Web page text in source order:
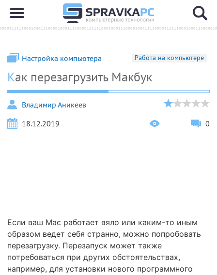
Настройка компьютера Работа на компьютере
Как перезагрузить Макбук
Владимир Аникеев
18.12.2019
0
Если ваш Mac работает вяло или каким-то иным
образом ведет себя странно, можно попробовать
перезагрузку. Перезапуск может также
потребоваться при других обстоятельствах,
например, для установки нового программного